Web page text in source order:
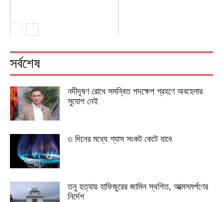
সর্বশেষ
নদীদূষণ রোধে সমন্বিত পদক্ষেপ গ্রহণে অবহেলার
সুযোগ নেই
৩ দিনের মধ্যে গ্যাস সংকট কেটে যাবে
তনু হত্যায় হাফিজুরের জামিন স্থগিত, আত্মসমর্পণের
নির্দেশ